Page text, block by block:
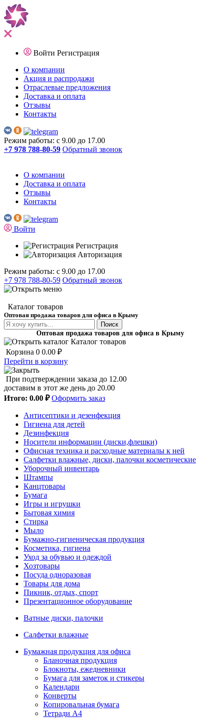
Войти Регистрация
О компании
Акция и распродажи
Отраслевые предложения
Доставка и оплата
Отзывы
Контакты
Режим работы: с 9.00 до 17.00
+7 978 788-80-59 Обратный звонок
О компании
Доставка и оплата
Отзывы
Контакты
Войти
Регистрация
Авторизация
Режим работы: с 9.00 до 17.00
+7 978 788-80-59 Обратный звонок
Каталог товаров
Оптовая продажа товаров для офиса в Крыму
Поиск
Оптовая продажа товаров для офиса в Крыму
Каталог товаров
Корзина 0 0.00 ₽
Перейти в корзину
При подтверждении заказа до 12.00
доставим в этот же день до 20.00
Итого: 0.00 ₽ Оформить заказ
Антисептики и дезенфекция
Гигиена для детей
Дезинфекция
Носители информации (диски,флешки)
Офисная техника и расходные материалы к ней
Салфетки влажные, диски, палочки косметические
Уборочный инвентарь
Штампы
Канцтовары
Бумага
Игры и игрушки
Бытовая химия
Стирка
Мыло
Бумажно-гигиеническая продукция
Косметика, гигиена
Уход за обувью и одеждой
Хозтовары
Посуда одноразовая
Товары для дома
Пикник, отдых, спорт
Презентационное оборудование
Ватные диски, палочки
Салфетки влажные
Бумажная продукция для офиса
Бланочная продукция
Блокноты, ежедневники
Бумага для заметок и стикеры
Календари
Конверты
Копировальная бумага
Тетради А4